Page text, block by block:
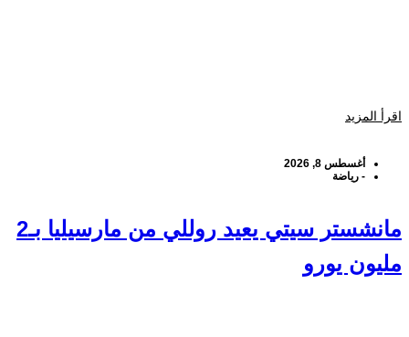
اقرأ المزيد
أغسطس 8, 2026
- رياضة
مانشستر سيتي يعيد روللي من مارسيليا بـ2
مليون يورو